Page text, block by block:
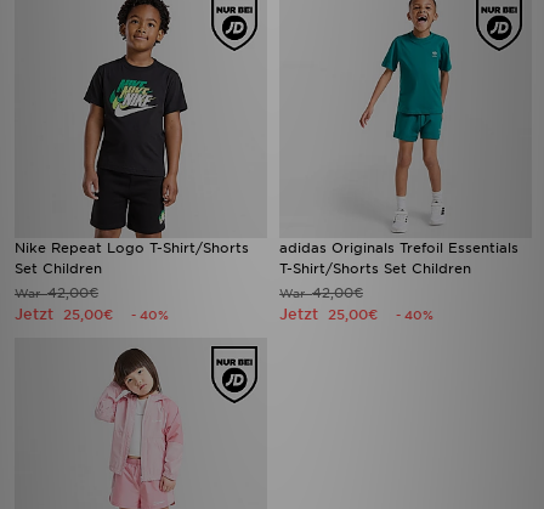
Nike Repeat Logo T-Shirt/Shorts
Set Children
War42,00€
Jetzt 25,00€ - 40%
adidas Originals Trefoil Essentials
T-Shirt/Shorts Set Children
War42,00€
Jetzt 25,00€ - 40%